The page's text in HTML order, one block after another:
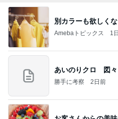
別カラーも欲しく
Amebaトピックス 1
あいのりクロ 図々
勝手に考察 2日前